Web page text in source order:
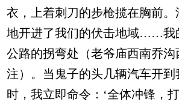
衣，上着刺刀的步枪揽在胸前
地开进了我们的伏击地域……我
公路的拐弯处（老爷庙西南乔
注）。当鬼子的头几辆汽车开
时，我立即命令：‘全体冲锋，打